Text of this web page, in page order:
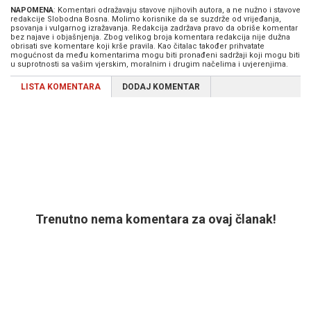
NAPOMENA: Komentari odražavaju stavove njihovih autora, a ne nužno i stavove
redakcije Slobodna Bosna. Molimo korisnike da se suzdrže od vrijeđanja,
psovanja i vulgarnog izražavanja. Redakcija zadržava pravo da obriše komentar
bez najave i objašnjenja. Zbog velikog broja komentara redakcija nije dužna
obrisati sve komentare koji krše pravila. Kao čitalac također prihvatate
mogućnost da među komentarima mogu biti pronađeni sadržaji koji mogu biti
u suprotnosti sa vašim vjerskim, moralnim i drugim načelima i uvjerenjima.
LISTA KOMENTARA DODAJ KOMENTAR
Trenutno nema komentara za ovaj članak!